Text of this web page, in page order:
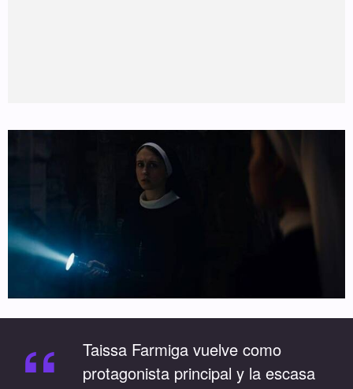
Taissa Farmiga vuelve como
protagonista principal y la escasa